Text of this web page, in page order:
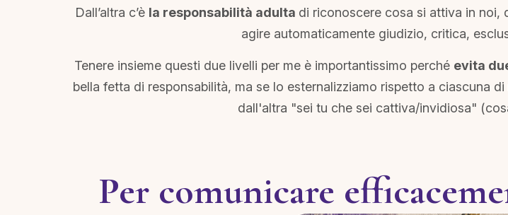
Dall’altra c’è la responsabilità adulta di riconoscere cosa si attiva in noi,
agire automaticamente giudizio, critica,
Tenere insieme questi due livelli per me è importantissimo perché evita
bella fetta di responsabilità, ma se lo esternalizziamo rispetto a ciascuna
dall'altra "sei tu che sei cattiva/invidiosa"
Per comunicare